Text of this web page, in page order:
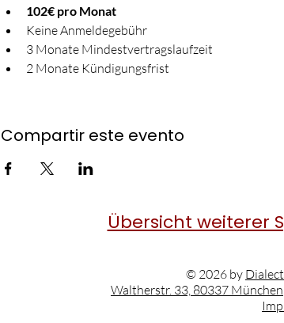
102€ pro Monat
Keine Anmeldegebühr
3 Monate Mindestvertragslaufzeit
2 Monate Kündigungsfrist
Compartir este evento
Übersicht weiterer
© 2026 by
Waltherstr. 33, 80337 München